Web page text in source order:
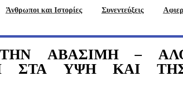
Άνθρωποι και Ιστορίες Συνεντεύξεις
ΑΒΑΣΙΜΗ –
ΣΤΑ ΥΨΗ ΚΑΙ